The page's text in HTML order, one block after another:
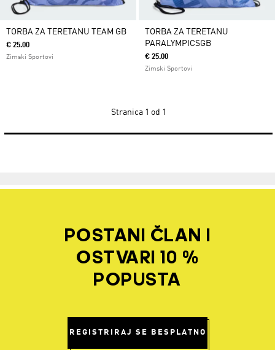
TORBA ZA TERETANU TEAM GB
€ 25.00
Zimski Sportovi
TORBA ZA TERETANU
PARALYMPICSGB
€ 25.00
Zimski Sportovi
Stranica 1 od 1
POSTANI ČLAN I
OSTVARI 10 %
POPUSTA
REGISTRIRAJ SE BESPLATNO